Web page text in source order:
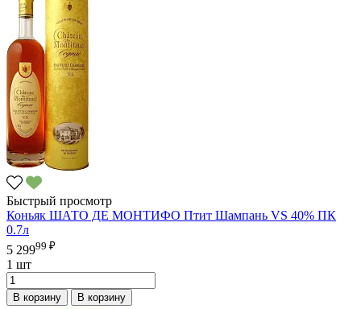
Быстрый просмотр
Коньяк ШАТО ДЕ МОНТИФО Птит Шампань VS 40% ПК
0.7л
5 29999 ₽
1 шт
В корзину В корзину